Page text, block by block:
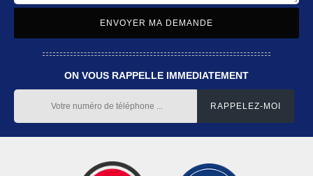
ON VOUS RAPPELLE IMMEDIATEMENT